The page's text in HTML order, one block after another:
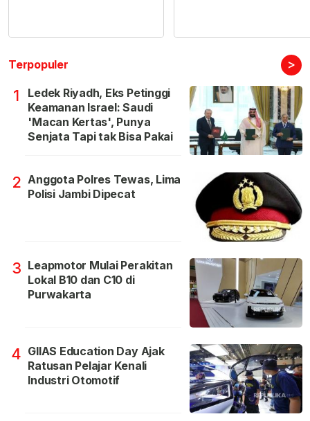
Terpopuler >
1
Ledek Riyadh, Eks Petinggi
Keamanan Israel: Saudi
'Macan Kertas', Punya
Senjata Tapi tak Bisa Pakai
2 Anggota Polres Tewas, Lima
Polisi Jambi Dipecat
3 Leapmotor Mulai Perakitan
Lokal B10 dan C10 di
Purwakarta
4 GIIAS Education Day Ajak
Ratusan Pelajar Kenali
Industri Otomotif